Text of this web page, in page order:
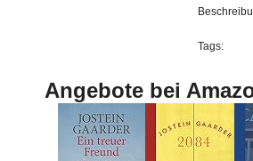
Tags:
Angebote bei